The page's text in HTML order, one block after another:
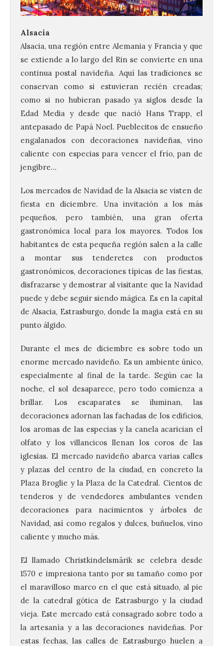
Alsacia
Alsacia, una región entre Alemania y Francia y que
se extiende a lo largo del Rin se convierte en una
continua postal navideña. Aquí las tradiciones se
conservan como si estuvieran recién creadas;
como si no hubieran pasado ya siglos desde la
Edad Media y desde que nació Hans Trapp, el
antepasado de Papá Noel. Pueblecitos de ensueño
engalanados con decoraciones navideñas, vino
caliente con especias para vencer el frío, pan de
jengibre…
Los mercados de Navidad de la Alsacia se visten de
fiesta en diciembre. Una invitación a los más
pequeños, pero también, una gran oferta
gastronómica local para los mayores. Todos los
habitantes de esta pequeña región salen a la calle
a montar sus tenderetes con productos
gastronómicos, decoraciones típicas de las fiestas,
disfrazarse y demostrar al visitante que la Navidad
puede y debe seguir siendo mágica. Es en la capital
de Alsacia, Estrasburgo, donde la magia está en su
punto álgido.
Durante el mes de diciembre es sobre todo un
enorme mercado navideño. Es un ambiente único,
especialmente al final de la tarde. Según cae la
noche, el sol desaparece, pero todo comienza a
brillar. Los escaparates se iluminan, las
decoraciones adornan las fachadas de los edificios,
los aromas de las especias y la canela acarician el
olfato y los villancicos llenan los coros de las
iglesias. El mercado navideño abarca varias calles
y plazas del centro de la ciudad, en concreto la
Plaza Broglie y la Plaza de la Catedral. Cientos de
tenderos y de vendedores ambulantes venden
decoraciones para nacimientos y árboles de
Navidad, así como regalos y dulces, buñuelos, vino
caliente y mucho más.
El llamado Christkindelsmärik se celebra desde
1570 e impresiona tanto por su tamaño como por
el maravilloso marco en el que está situado, al pie
de la catedral gótica de Estrasburgo y la ciudad
vieja. Este mercado está consagrado sobre todo a
la artesanía y a las decoraciones navideñas. Por
estas fechas, las calles de Estrasburgo huelen a